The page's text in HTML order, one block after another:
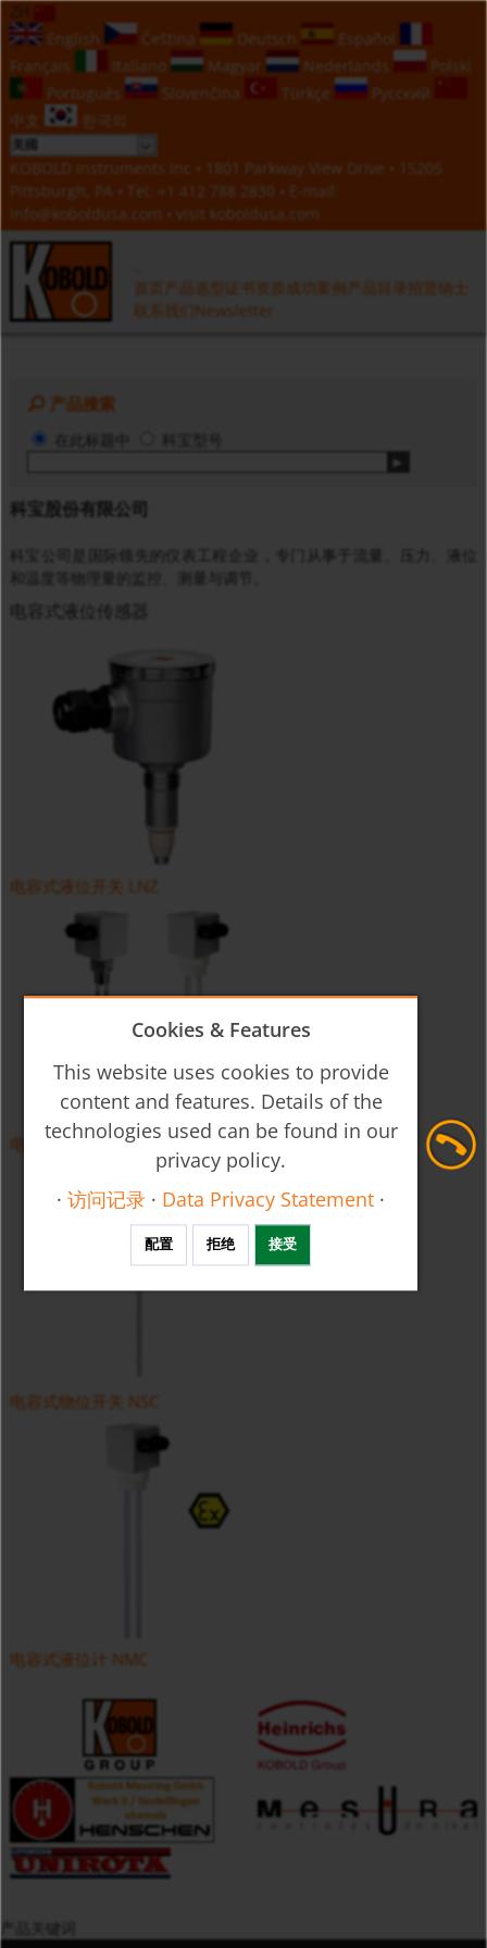
English
Čeština Deutsch
Español
Français
Italiano Magyar Nederlands
Polski
Português
Slovenčina Türkçe
Русский
中文
한국의
KOBOLD Instruments Inc • 1801 Parkway View Drive • 15205
Pittsburgh, PA • Tel:
+1 412 788 2830 • E-mail:
info@koboldusa.com • visit koboldusa.com
首页 产品选型 证书资质 成功案例 产品目录 招贤纳士
联系我们 Newsletter
产品搜索
在此标题中 科宝型号
科宝股份有限公司
科宝公司是国际领先的仪表工程企业，专门从事于流量、压力、液位
和温度等物理量的监控、测量与调节。
电容式液位传感器
电容式液位开关 LNZ
电容式液位计 NCW
电容式物位开关 NSC
电容式液位计 NMC
Cookies & Features
This website uses cookies to provide
content and features. Details of the
technologies used can be found in our
privacy policy.
·访问记录 · Data Privacy Statement ·
配置 拒绝 接受